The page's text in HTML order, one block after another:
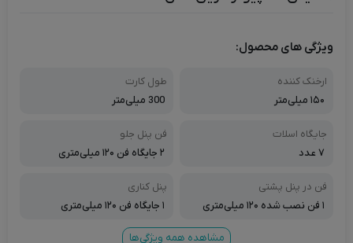
ویژگی های محصول:
ارخنک کننده
۱۵۰ میلی‌متر
طول کارت
300 میلی‌متر
جایگاه اسلات
۷ عدد
فن پنل جلو
۲ جایگاه فن ۱۲۰ میلی‌متری
فن در پنل پشتی
۱ فن نصب شده ۱۲۰ میلی‌متری
پنل کناری
۱ جایگاه فن ۱۲۰ میلی‌متری
مشاهده همه ویژگی‌ها